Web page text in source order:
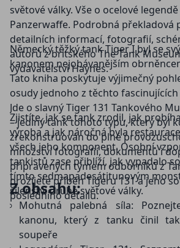
světové války. Vše o ocelové
Panzerwaffe. Podrobná překladová
detailních informací, fotografií,
autorů z britského The Tank
vydavatelství Haynes.
Německý těžký tank Tiger I byl se
kanonem nejobávanějším
Tato kniha poskytuje výjimečný
osudy jednoho z těchto
Jde o slavný Tiger 131 Tankového
– jediný tank tohoto typu, který byl
zrekonstruován do plné
množství fotografií, dokumentů i
připravených týmem odborníků z
prožijete příběh Tigeru 131 a jeho
posledního detailu.
Zjistíte, jak se tank zrodil, jak
výroba a jak náročná byla
všech jeho komponent. Osobní
tankistů zase přiblíží, jak vypadalo
tímto sedmapadesátitunovým
šílenství druhé světové války.
Z obsahu:
Mohutná palebná síla:
kanonu, který z tanku činil tak
soupeře